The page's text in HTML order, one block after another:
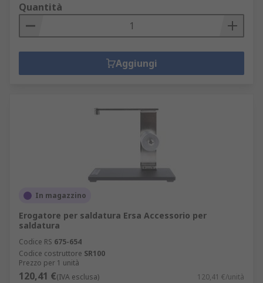
Quantità
Aggiungi
In magazzino
Erogatore per saldatura Ersa Accessorio per
saldatura
Codice RS 675-654
Codice costruttore SR100
Prezzo per 1 unità
120,41 €(IVA esclusa) 120,41 €/unità